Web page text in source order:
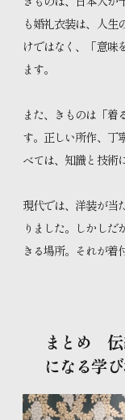
も婚礼衣装は、人生
けではなく、「意味
ます。
また、きものは「着
す。正しい所作、丁
べては、知識と技術
現代では、洋装が当
りました。しかし
きる場所。それが着
まとめ 伝
になる学